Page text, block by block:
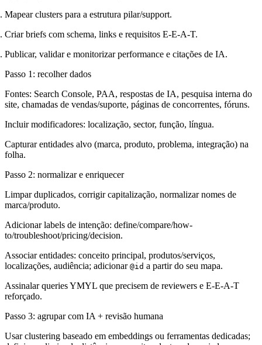
Mapear clusters para a estrutura pilar/support.
Criar briefs com schema, links e requisitos E-E-A-T.
Publicar, validar e monitorizar performance e citações de IA.
Passo 1: recolher dados
Fontes: Search Console, PAA, respostas de IA, pesquisa interna do
site, chamadas de vendas/suporte, páginas de concorrentes, fóruns.
Incluir modificadores: localização, sector, função, língua.
Capturar entidades alvo (marca, produto, problema, integração) na
folha.
Passo 2: normalizar e enriquecer
Limpar duplicados, corrigir capitalização, normalizar nomes de
marca/produto.
Adicionar labels de intenção: define/compare/how-
to/troubleshoot/pricing/decision.
Associar entidades: conceito principal, produtos/serviços,
localizações, audiência; adicionar @id a partir do seu mapa.
Assinalar queries YMYL que precisem de reviewers e E-E-A-T
reforçado.
Passo 3: agrupar com IA + revisão humana
Usar clustering baseado em embeddings ou ferramentas dedicadas;